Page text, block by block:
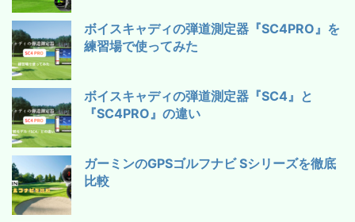
ボイスキャディの弾道測定器『SC4PRO』を
練習場で使ってみた
ボイスキャディの弾道測定器『SC4』と
『SC4PRO』の違い
ガーミンのGPSゴルフナビ Sシリーズを徹底
比較